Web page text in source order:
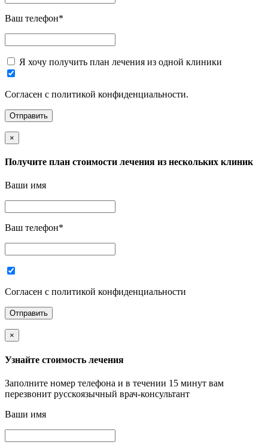
Ваш телефон*
Я хочу получить план лечения из одной клиники
Согласен с политикой конфиденциальности.
×
Получите план стоимости лечения из нескольких клиник
Ваши имя
Ваш телефон*
Согласен с политикой конфиденциальности
×
Узнайте стоимость лечения
Заполните номер телефона и в течении 15 минут вам
перезвонит русскоязычный врач-консультант
Ваши имя